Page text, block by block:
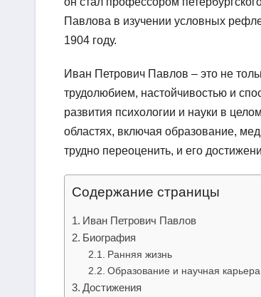
Павлова в изучении условных
1904 году.
Иван Петрович Павлов – это не
трудолюбием, настойчивостью и
развития психологии и науки в
областях, включая образование,
трудно переоценить, и его
Содержание страницы
Иван Петрович Павлов
Биография
Ранняя жизнь
Образование и научная карьера
Достижения